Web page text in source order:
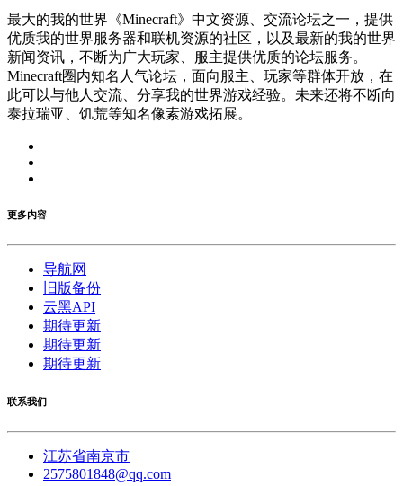
最大的我的世界《Minecraft》中文资源、交流论坛之一，提供
优质我的世界服务器和联机资源的社区，以及最新的我的世界
新闻资讯，不断为广大玩家、服主提供优质的论坛服务。
Minecraft圈内知名人气论坛，面向服主、玩家等群体开放，在
此可以与他人交流、分享我的世界游戏经验。未来还将不断向
泰拉瑞亚、饥荒等知名像素游戏拓展。
更多内容
导航网
旧版备份
云黑API
期待更新
期待更新
期待更新
联系我们
江苏省南京市
2575801848@qq.com